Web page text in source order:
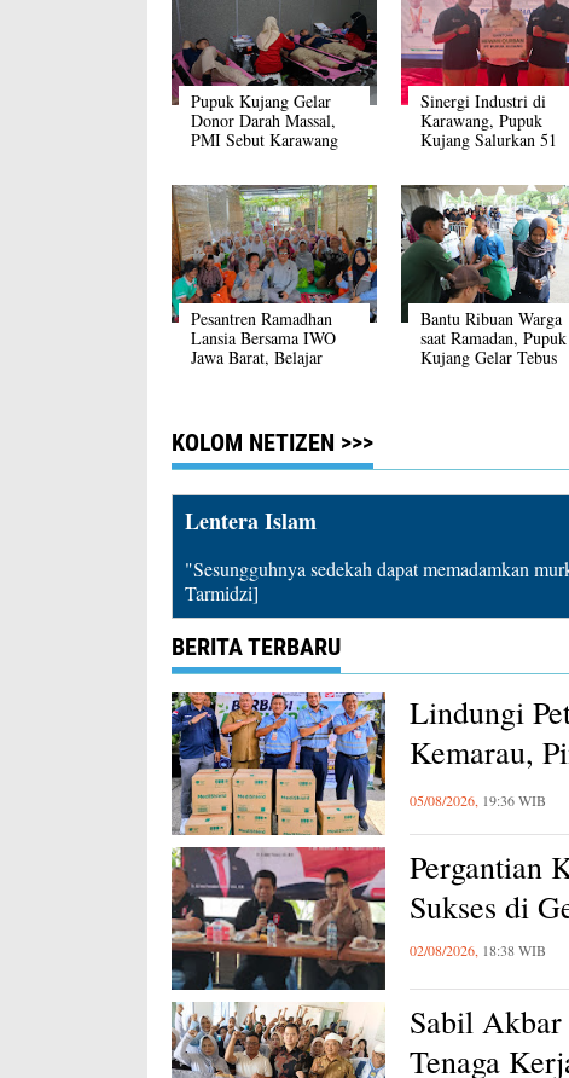
Pupuk Kujang Gelar
Donor Darah Massal,
PMI Sebut Karawang
Sinergi Industri di
Karawang, Pupuk
Kujang Salurkan 51
Pesantren Ramadhan
Lansia Bersama IWO
Jawa Barat, Belajar
Bantu Ribuan Warga
saat Ramadan, Pupuk
Kujang Gelar Tebus
KOLOM NETIZEN >>>
Lentera Islam
"Sesungguhnya sedekah dapat memadamkan
Tarmidzi]
BERITA TERBARU
Lindungi
Kemarau,
Karawang
05/08/2026, 19:36 WIB
Pergantian
Sukses di
02/08/2026, 18:38 WIB
Sabil Akbar
Tenaga